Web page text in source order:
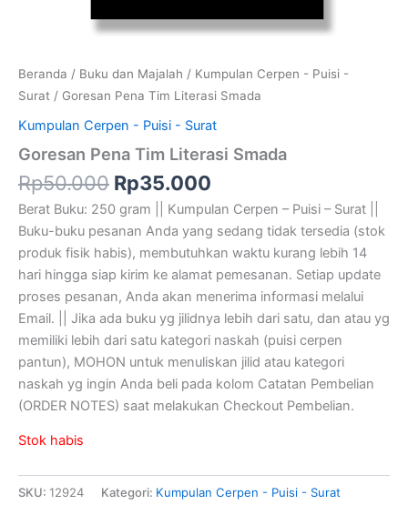
Beranda / Buku dan Majalah / Kumpulan Cerpen - Puisi -
Surat / Goresan Pena Tim Literasi Smada
Kumpulan Cerpen - Puisi - Surat
Goresan Pena Tim Literasi Smada
Rp50.000 Rp35.000
Berat Buku: 250 gram || Kumpulan Cerpen – Puisi – Surat ||
Buku-buku pesanan Anda yang sedang tidak tersedia (stok
produk fisik habis), membutuhkan waktu kurang lebih 14
hari hingga siap kirim ke alamat pemesanan. Setiap update
proses pesanan, Anda akan menerima informasi melalui
Email. || Jika ada buku yg jilidnya lebih dari satu, dan atau yg
memiliki lebih dari satu kategori naskah (puisi cerpen
pantun), MOHON untuk menuliskan jilid atau kategori
naskah yg ingin Anda beli pada kolom Catatan Pembelian
(ORDER NOTES) saat melakukan Checkout Pembelian.
Stok habis
SKU: 12924 Kategori: Kumpulan Cerpen - Puisi - Surat